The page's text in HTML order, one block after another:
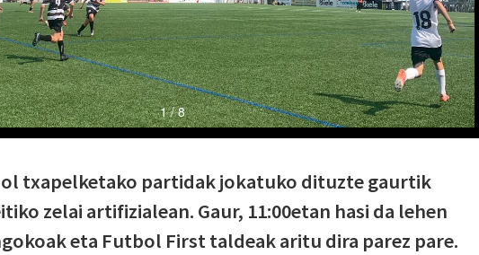
txapelketako partidak jokatuko dituzte gaurtik
zelai artifizialean. Gaur, 11:00etan hasi da lehen
eta Futbol First taldeak aritu dira parez pare.